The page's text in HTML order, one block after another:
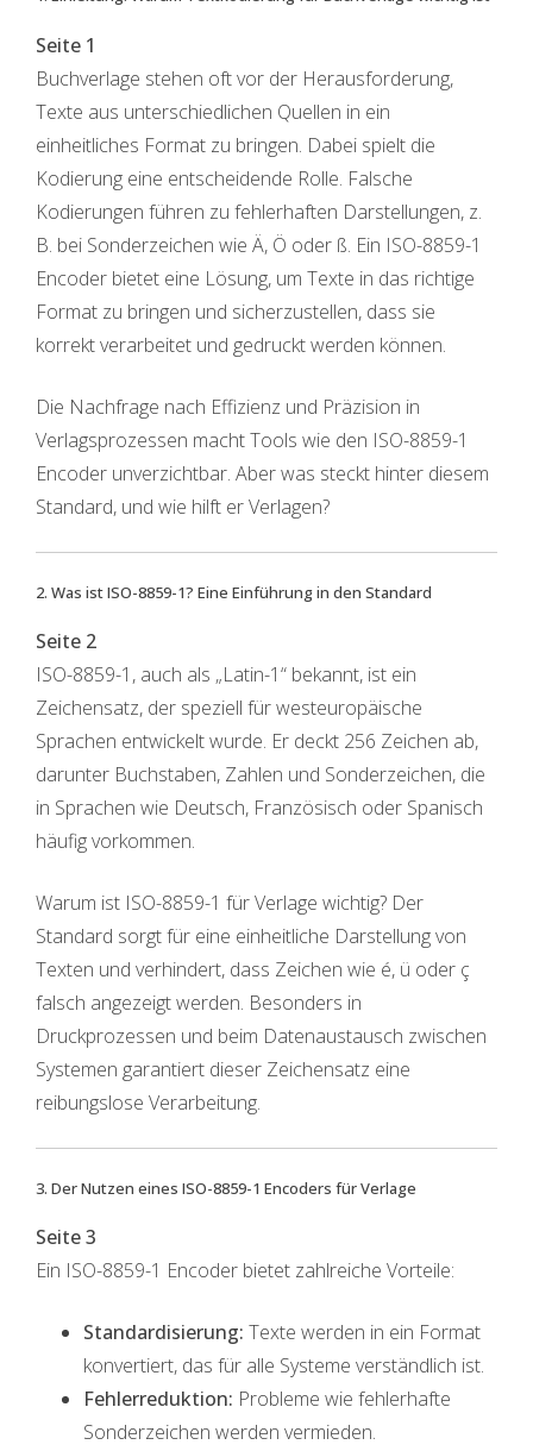
Seite 1
Buchverlage stehen oft vor der Herausforderung,
Texte aus unterschiedlichen Quellen in ein
einheitliches Format zu bringen. Dabei spielt die
Kodierung eine entscheidende Rolle. Falsche
Kodierungen führen zu fehlerhaften Darstellungen, z.
B. bei Sonderzeichen wie Ä, Ö oder ß. Ein ISO-8859-1
Encoder bietet eine Lösung, um Texte in das richtige
Format zu bringen und sicherzustellen, dass sie
korrekt verarbeitet und gedruckt werden können.
Die Nachfrage nach Effizienz und Präzision in
Verlagsprozessen macht Tools wie den ISO-8859-1
Encoder unverzichtbar. Aber was steckt hinter diesem
Standard, und wie hilft er Verlagen?
2. Was ist ISO-8859-1? Eine Einführung in den Standard
Seite 2
ISO-8859-1, auch als „Latin-1“ bekannt, ist ein
Zeichensatz, der speziell für westeuropäische
Sprachen entwickelt wurde. Er deckt 256 Zeichen ab,
darunter Buchstaben, Zahlen und Sonderzeichen, die
in Sprachen wie Deutsch, Französisch oder Spanisch
häufig vorkommen.
Warum ist ISO-8859-1 für Verlage wichtig? Der
Standard sorgt für eine einheitliche Darstellung von
Texten und verhindert, dass Zeichen wie é, ü oder ç
falsch angezeigt werden. Besonders in
Druckprozessen und beim Datenaustausch zwischen
Systemen garantiert dieser Zeichensatz eine
reibungslose Verarbeitung.
3. Der Nutzen eines ISO-8859-1 Encoders für Verlage
Seite 3
Ein ISO-8859-1 Encoder bietet zahlreiche Vorteile:
Standardisierung: Texte werden in ein Format
konvertiert, das für alle Systeme verständlich ist.
Fehlerreduktion: Probleme wie fehlerhafte
Sonderzeichen werden vermieden.